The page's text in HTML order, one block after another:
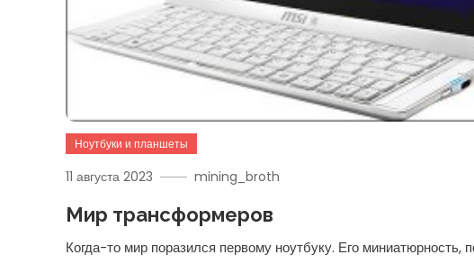
Ноутбуки и планшеты
11 августа 2023 mining_broth
Мир трансформеров
Когда-то мир поразился первому ноутбуку. Его миниатюрность,